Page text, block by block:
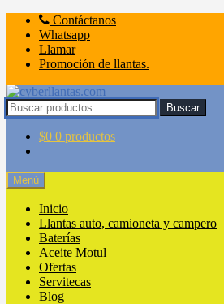
navegación
contenido
Contáctanos
Whatsapp
Llamar
Promoción de llantas.
Buscar
por:
Buscar
$0 0 productos
Menú
Inicio
Llantas auto, camioneta y campero
Baterías
Aceite Motul
Ofertas
Servitecas
Blog